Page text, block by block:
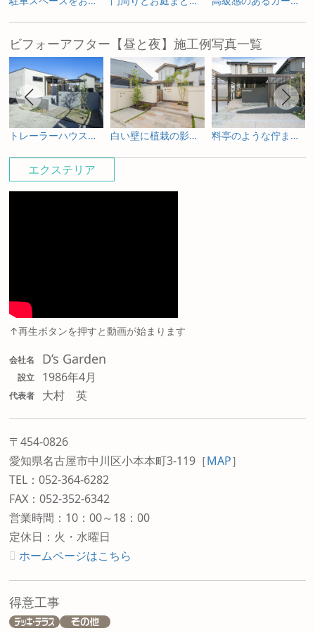
エクステリア
↑再生ボタンを押すと動画が始まります
会社名 D’s Garden
設立 1986年4月
代表者 大村 英
〒454-0826
愛知県名古屋市中川区小本本町3-119 ［MAP］
TEL：052-364-6282
FAX：052-352-6342
営業時間：10：00～18：00
定休日：火・水曜日
ホームページはこちら
得意工事
ビフォーアフター【昼と夜】施工例写真一覧
トレーラーハウスの新築外構とガーデンデザイン 白い壁に植栽の影が揺れる新築外構 料亭のような佇まいを照明で包み込む新築外構